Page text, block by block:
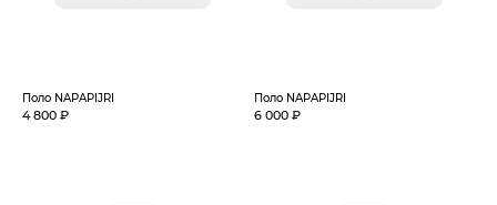
Поло NAPAPIJRI
4 800 ₽
Поло NAPAPIJRI
6 000 ₽